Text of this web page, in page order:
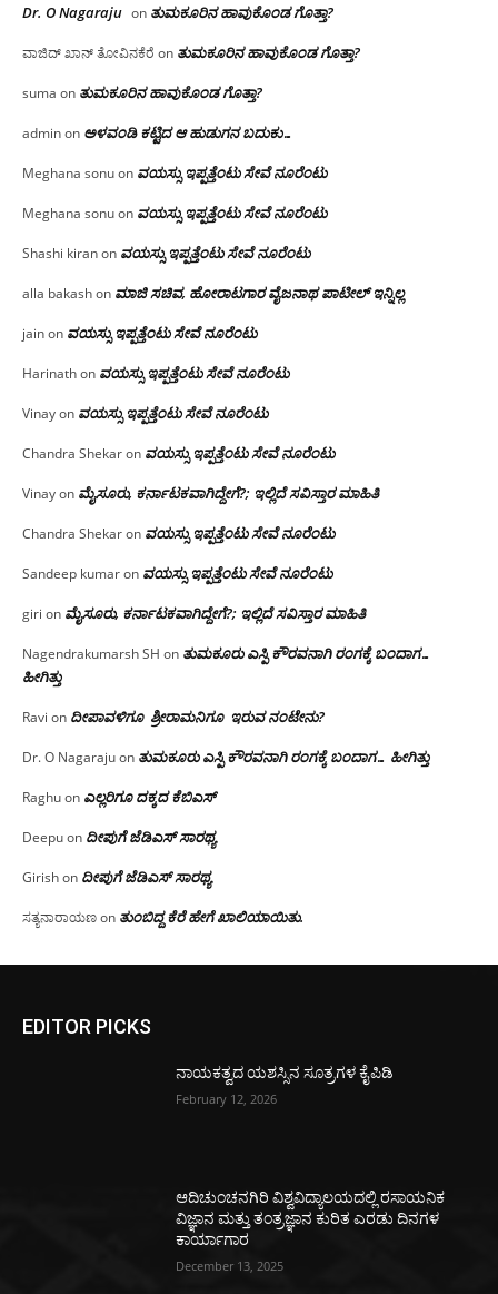
Dr. O Nagaraju on ತುಮಕೂರಿನ ಹಾವುಕೊಂಡ ಗೊತ್ತಾ?
ವಾಜಿದ್ ಖಾನ್ ತೋವಿನಕೆರೆ on ತುಮಕೂರಿನ ಹಾವುಕೊಂಡ ಗೊತ್ತಾ?
suma on ತುಮಕೂರಿನ ಹಾವುಕೊಂಡ ಗೊತ್ತಾ?
adminon ಅಳವಂಡಿ ಕಟ್ಟಿದ ಆ ಹುಡುಗನ ಬದುಕು…
Meghana sonuon ವಯಸ್ಸು ಇಪ್ಪತ್ತೆಂಟು ಸೇವೆ ನೂರೆಂಟು
Meghana sonuon ವಯಸ್ಸು ಇಪ್ಪತ್ತೆಂಟು ಸೇವೆ ನೂರೆಂಟು
Shashi kiranon ವಯಸ್ಸು ಇಪ್ಪತ್ತೆಂಟು ಸೇವೆ ನೂರೆಂಟು
alla bakashon ಮಾಜಿ ಸಚಿವ, ಹೋರಾಟಗಾರ ವೈಜನಾಥ ಪಾಟೀಲ್ ಇನ್ನಿಲ್ಲ
jainon ವಯಸ್ಸು ಇಪ್ಪತ್ತೆಂಟು ಸೇವೆ ನೂರೆಂಟು
Harinathon ವಯಸ್ಸು ಇಪ್ಪತ್ತೆಂಟು ಸೇವೆ ನೂರೆಂಟು
Vinayon ವಯಸ್ಸು ಇಪ್ಪತ್ತೆಂಟು ಸೇವೆ ನೂರೆಂಟು
Chandra Shekaron ವಯಸ್ಸು ಇಪ್ಪತ್ತೆಂಟು ಸೇವೆ ನೂರೆಂಟು
Vinayon ಮೈಸೂರು, ಕರ್ನಾಟಕವಾಗಿದ್ದೇಗೆ?; ಇಲ್ಲಿದೆ ಸವಿಸ್ತಾರ ಮಾಹಿತಿ
Chandra Shekaron ವಯಸ್ಸು ಇಪ್ಪತ್ತೆಂಟು ಸೇವೆ ನೂರೆಂಟು
Sandeep kumaron ವಯಸ್ಸು ಇಪ್ಪತ್ತೆಂಟು ಸೇವೆ ನೂರೆಂಟು
giri on ಮೈಸೂರು, ಕರ್ನಾಟಕವಾಗಿದ್ದೇಗೆ?; ಇಲ್ಲಿದೆ ಸವಿಸ್ತಾರ ಮಾಹಿತಿ
Nagendrakumarsh SH on ತುಮಕೂರು ಎಸ್ಪಿ ಕೌರವನಾಗಿ ರಂಗಕ್ಕೆ ಬಂದಾಗ…
ಹೀಗಿತ್ತು
Ravi on ದೀಪಾವಳಿಗೂ ಶ್ರೀರಾಮನಿಗೂ ಇರುವ ನಂಟೇನು?
Dr. O Nagarajuon ತುಮಕೂರು ಎಸ್ಪಿ ಕೌರವನಾಗಿ ರಂಗಕ್ಕೆ ಬಂದಾಗ… ಹೀಗಿತ್ತು
Raghuon ಎಲ್ಲರಿಗೂ ದಕ್ಕದ ಕೆಬಿಎಸ್
Deepuon ದೀಪುಗೆ ಜೆಡಿಎಸ್ ಸಾರಥ್ಯ
Girishon ದೀಪುಗೆ ಜೆಡಿಎಸ್ ಸಾರಥ್ಯ
ಸತ್ಯನಾರಾಯಣon ತುಂಬಿದ್ದ ಕೆರೆ ಹೇಗೆ ಖಾಲಿಯಾಯಿತು.
EDITOR PICKS
ನಾಯಕತ್ವದ ಯಶಸ್ಸಿನ ಸೂತ್ರಗಳ ಕೈಪಿಡಿ
February 12, 2026
ಆದಿಚುಂಚನಗಿರಿ ವಿಶ್ವವಿದ್ಯಾಲಯದಲ್ಲಿ ರಸಾಯನಿಕ
ವಿಜ್ಞಾನ ಮತ್ತು ತಂತ್ರಜ್ಞಾನ ಕುರಿತ ಎರಡು ದಿನಗಳ
ಕಾರ್ಯಾಗಾರ
December 13, 2025